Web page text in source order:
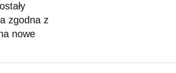
zgodna z
nowe